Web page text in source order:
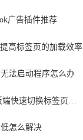
广告插件推荐
高标签页的加载效率
法启动程序怎么办
怎么解决